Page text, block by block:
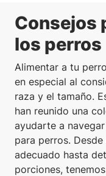
Consejos
los perros
Alimentar a tu
en especial al
raza y el tamaño.
han reunido una
ayudarte a
para perros.
adecuado hasta
porciones,